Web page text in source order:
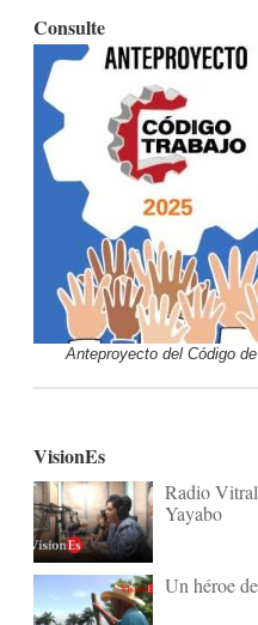
Consulte
Anteproyecto del Código de
VisionEs
Radio
Yayabo
Un héroe